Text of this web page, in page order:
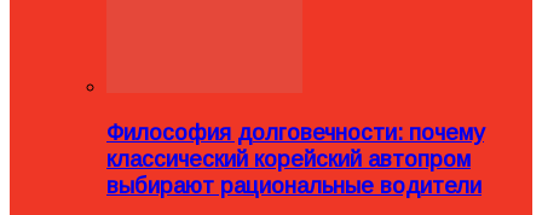
Философия долговечности: почему
классический корейский автопром
выбирают рациональные водители